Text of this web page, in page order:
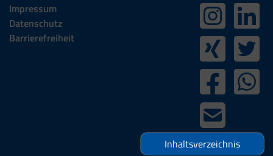
Impressum
Datenschutz
Barrierefreiheit
Inhaltsverzeichnis